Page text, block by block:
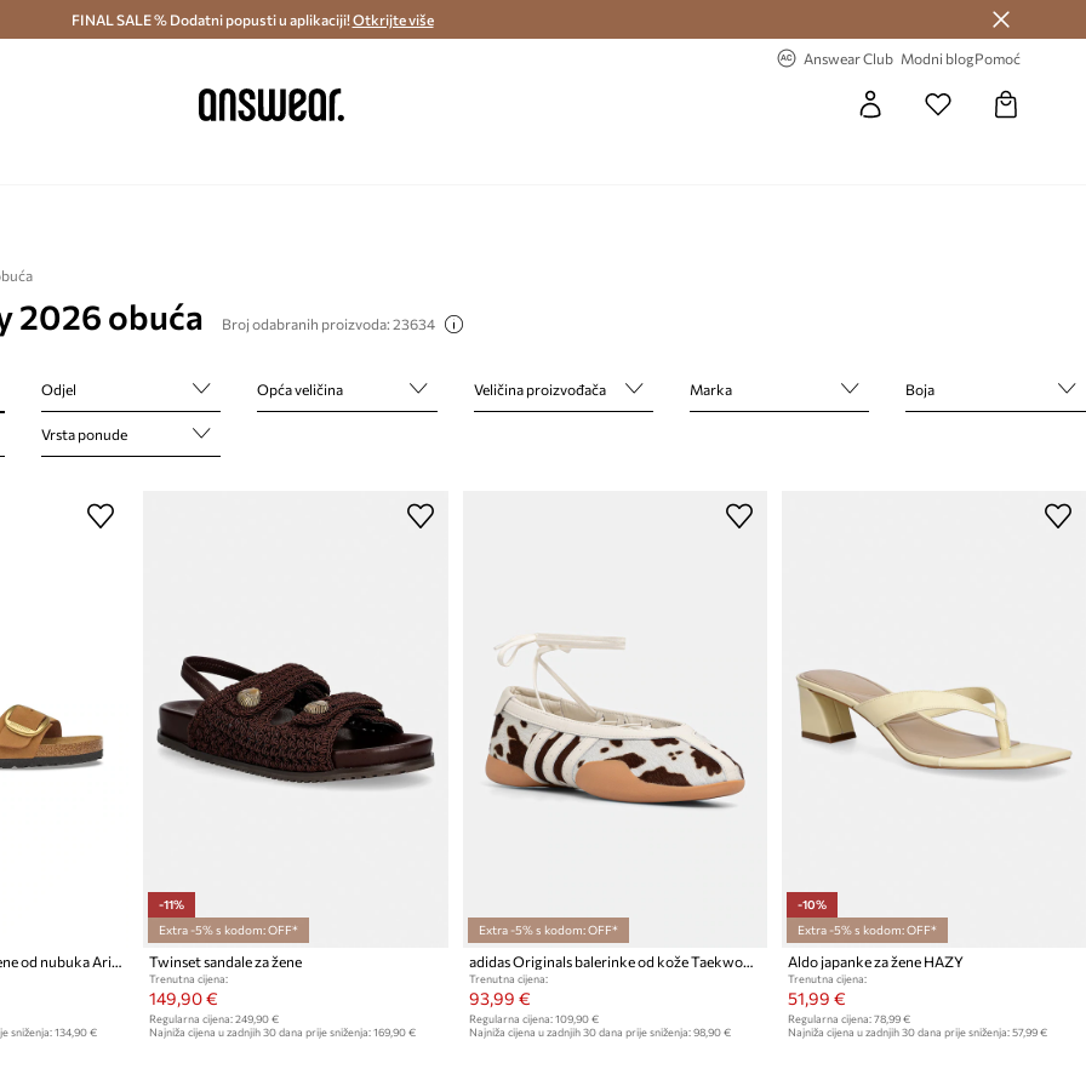
i povrat (od 70€) > Dostava u roku 48 sati >
FINAL SALE % Dodatni popusti u aplikaciji!Otkrijte više
Answear Club Modni blogPomoć
2026 obuća Broj odabranih proizvoda: 23634
Odjel Opća veličina Veličina proizvođača Marka Boja
Vrsta ponude
sniženja: 134,90 €
-11%
Extra -5% s kodom: OFF*
Twinset sandale za žene
Trenutna cijena:
149,90 €
Regularna cijena: 249,90 €
Najniža cijena u zadnjih 30 dana prije sniženja: 169,90 €
Extra -5% s kodom: OFF*
adidas Originals balerinke od kože Taekwondo Mei
Trenutna cijena:
93,99 €
Regularna cijena: 109,90 €
Najniža cijena u zadnjih 30 dana prije sniženja: 98,90 €
-10%
Extra -5% s kodom: OFF*
Aldo japanke za žene HAZY
Trenutna cijena:
51,99 €
Regularna cijena: 78,99 €
Najniža cijena u zadnjih 30 dana prije sniženja: 57,99 €